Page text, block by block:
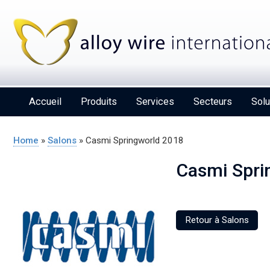
Accueil Produits Services Secteurs
Home » Salons » Casmi Springworld 2018
Casmi
Retour à Salons
birthday at Wire 2026